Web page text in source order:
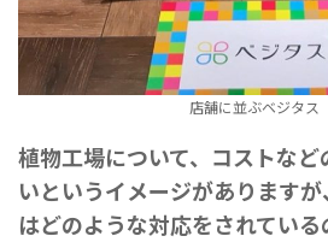
店舗に並ぶベジタス
植物工場について、コストな
いというイメージがあります
はどのような対応をされている